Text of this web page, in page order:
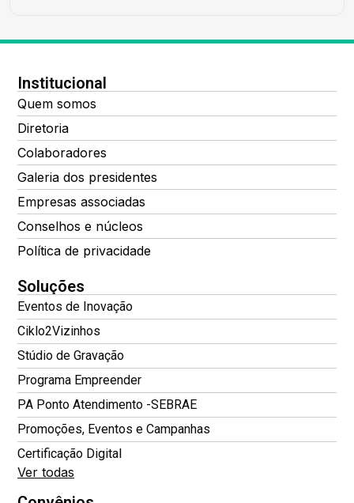
Institucional
Quem somos
Diretoria
Colaboradores
Galeria dos presidentes
Empresas associadas
Conselhos e núcleos
Política de privacidade
Soluções
Eventos de Inovação
Ciklo2Vizinhos
Stúdio de Gravação
Programa Empreender
PA Ponto Atendimento -SEBRAE
Promoções, Eventos e Campanhas
Certificação Digital
Ver todas